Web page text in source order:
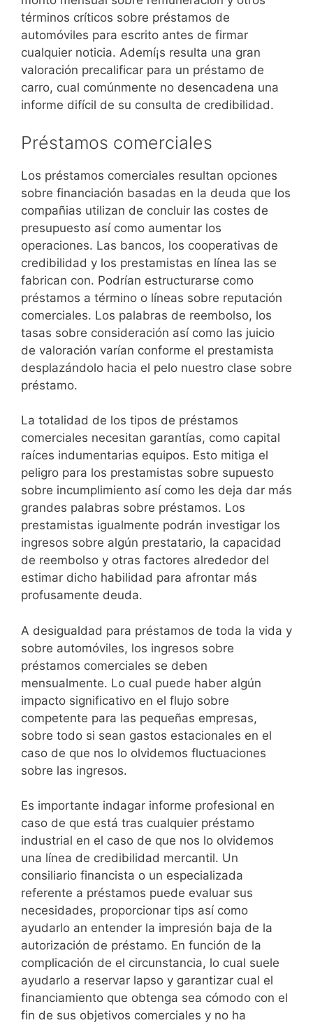
términos críticos sobre préstamos de
automóviles para escrito antes de firmar
cualquier noticia. Ademí¡s resulta una gran
valoración precalificar para un préstamo de
carro, cual comúnmente no desencadena una
informe difícil de su consulta de credibilidad.
Préstamos comerciales
Los préstamos comerciales resultan opciones
sobre financiación basadas en la deuda que los
compañias utilizan de concluir las costes de
presupuesto así­ como aumentar los
operaciones. Las bancos, los cooperativas de
credibilidad y los prestamistas en línea las se
fabrican con. Podrían estructurarse como
préstamos a término o líneas sobre reputación
comerciales. Los palabras de reembolso, los
tasas sobre consideración así­ como las juicio
de valoración varían conforme el prestamista
desplazándolo hacia el pelo nuestro clase sobre
préstamo.
La totalidad de los tipos de préstamos
comerciales necesitan garantías, como capital
raíces indumentarias equipos. Esto mitiga el
peligro para los prestamistas sobre supuesto
sobre incumplimiento así­ como les deja dar más
grandes palabras sobre préstamos. Los
prestamistas igualmente podrán investigar los
ingresos sobre algún prestatario, la capacidad
de reembolso y otras factores alrededor del
estimar dicho habilidad para afrontar más
profusamente deuda.
A desigualdad para préstamos de toda la vida y
sobre automóviles, los ingresos sobre
préstamos comerciales se deben
mensualmente. Lo cual puede haber algún
impacto significativo en el flujo sobre
competente para las pequeñas empresas,
sobre todo si sean gastos estacionales en el
caso de que nos lo olvidemos fluctuaciones
sobre las ingresos.
Es importante indagar informe profesional en
caso de que está tras cualquier préstamo
industrial en el caso de que nos lo olvidemos
una línea de credibilidad mercantil. Un
consiliario financista o un especializada
referente a préstamos puede evaluar sus
necesidades, proporcionar tips así­ como
ayudarlo an entender la impresión baja de la
autorización de préstamo. En función de la
complicación de el circunstancia, lo cual suele
ayudarlo a reservar lapso y garantizar cual el
financiamiento que obtenga sea cómodo con el
fin de sus objetivos comerciales y no ha